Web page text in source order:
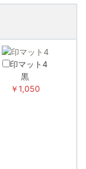
印マット4
黒
￥1,050